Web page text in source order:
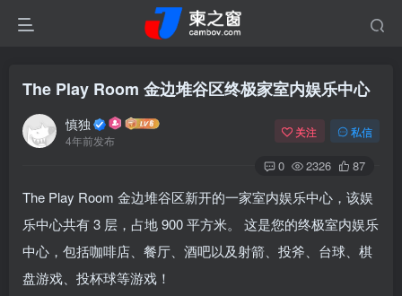
The Play Room 金边堆谷区终极家室内娱乐中心
慎独
4年前发布
关注 私信
0 2326 87
The Play Room 金边堆谷区新开的一家室内娱乐中心，该娱
乐中心共有 3 层，占地 900 平方米。 这是您的终极室内娱乐
中心，包括咖啡店、餐厅、酒吧以及射箭、投斧、台球、棋
盘游戏、投杯球等游戏！